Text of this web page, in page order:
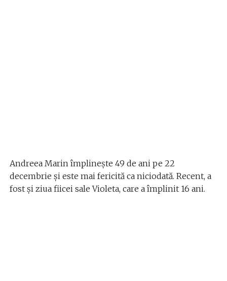
Andreea Marin împlinește 49 de ani pe 22
decembrie și este mai fericită ca niciodată. Recent, a
fost și ziua fiicei sale Violeta, care a împlinit 16 ani.